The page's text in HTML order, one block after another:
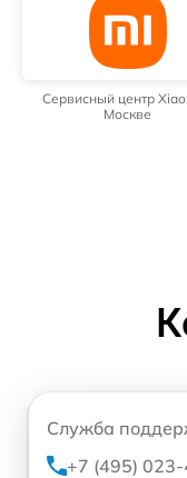
Сервисный центр
Москве
Служба
+7 (495)